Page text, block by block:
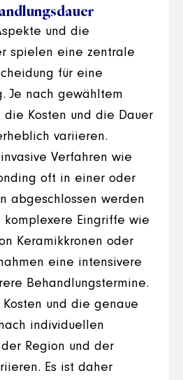
und die
spielen eine zentrale
für eine
Je nach gewähltem
die Kosten und die Dauer
variieren.
Verfahren wie
oft in einer oder
abgeschlossen werden
komplexere Eingriffe wie
Keramikkronen oder
eine intensivere
Behandlungstermine.
und die genaue
individuellen
Region und der
Es ist daher